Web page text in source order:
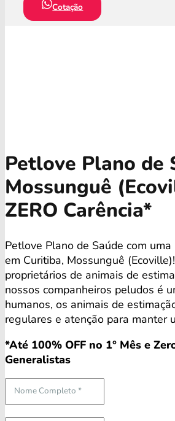
Cotação
Petlove Plano de
Mossunguê
ZERO Carência*
Petlove Plano de Saúde com
em Curitiba, Mossunguê
proprietários de animais de
nossos companheiros peludos é
humanos, os animais de
regulares e atenção para manter
*Até 100% OFF no 1° Mês e
Generalistas